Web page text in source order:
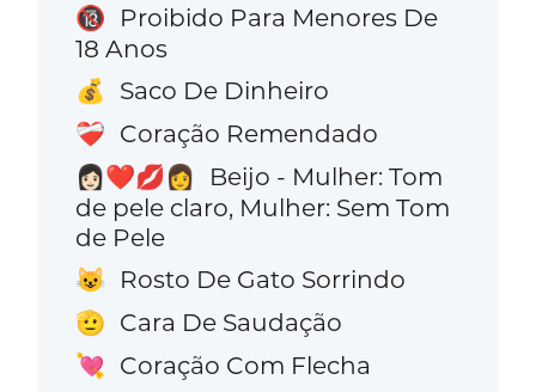
🔞
Proibido Para Menores De
18 Anos
💰 Saco De Dinheiro
❤️‍🩹 Coração Remendado
👩🏻‍❤️‍💋‍👩
Beijo - Mulher: Tom
de pele claro, Mulher: Sem Tom
de Pele
😺 Rosto De Gato Sorrindo
🫡 Cara De Saudação
💘 Coração Com Flecha